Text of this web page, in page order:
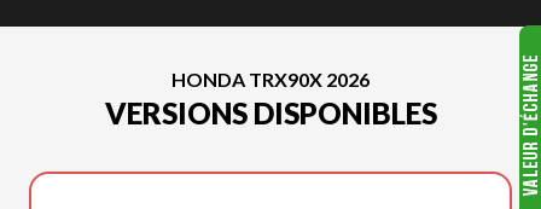
HONDA TRX90X 2026
VERSIONS DISPONIBLES